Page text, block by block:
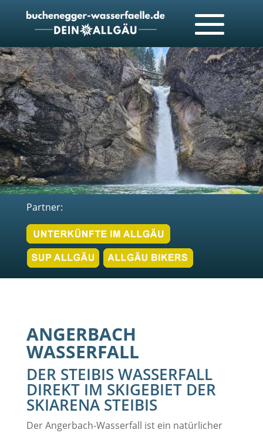
Partner:
ANGERBACH
WASSERFALL
DER STEIBIS WASSERFALL
DIREKT IM SKIGEBIET DER
SKIARENA STEIBIS
Der Angerbach-Wasserfall ist ein natürlicher